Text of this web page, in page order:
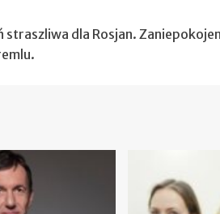
straszliwa dla Rosjan.